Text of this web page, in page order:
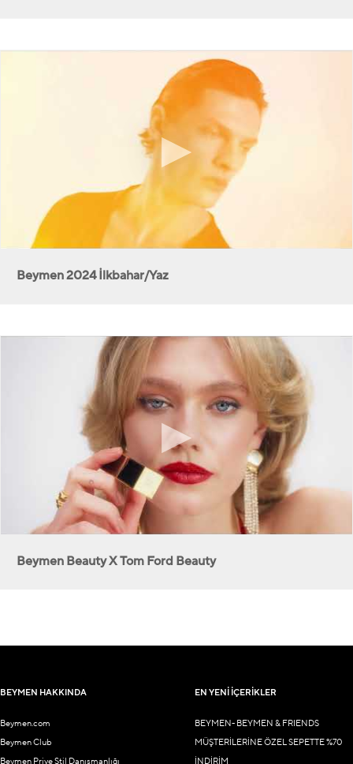
Beymen 2024 İlkbahar/Yaz
Beymen Beauty X Tom Ford Beauty
BEYMEN HAKKINDA
Beymen.com
Beymen Club
Beymen Prive Stil Danışmanlığı
EN YENİ İÇERİKLER
BEYMEN- BEYMEN & FRIENDS
MÜŞTERİLERİNE ÖZEL SEPETTE %70
İNDİRİM